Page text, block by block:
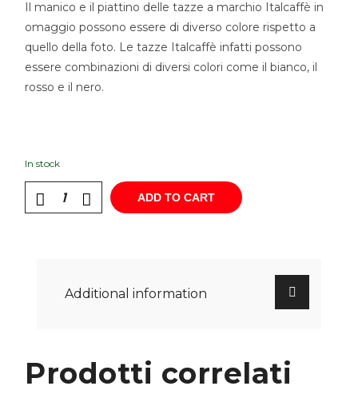
Il manico e il piattino delle tazze a marchio Italcaffè in
omaggio possono essere di diverso colore rispetto a
quello della foto. Le tazze Italcaffè infatti possono
essere combinazioni di diversi colori come il bianco, il
rosso e il nero.
In stock
ADD TO CART
Additional information
Prodotti correlati